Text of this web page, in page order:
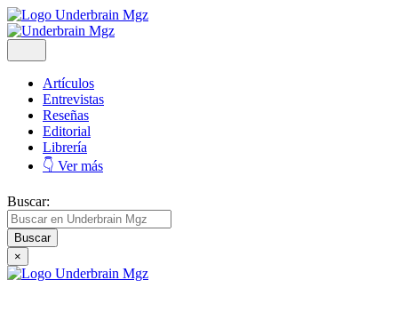
Artículos
Entrevistas
Reseñas
Editorial
Librería
👇 Ver más
Buscar:
×